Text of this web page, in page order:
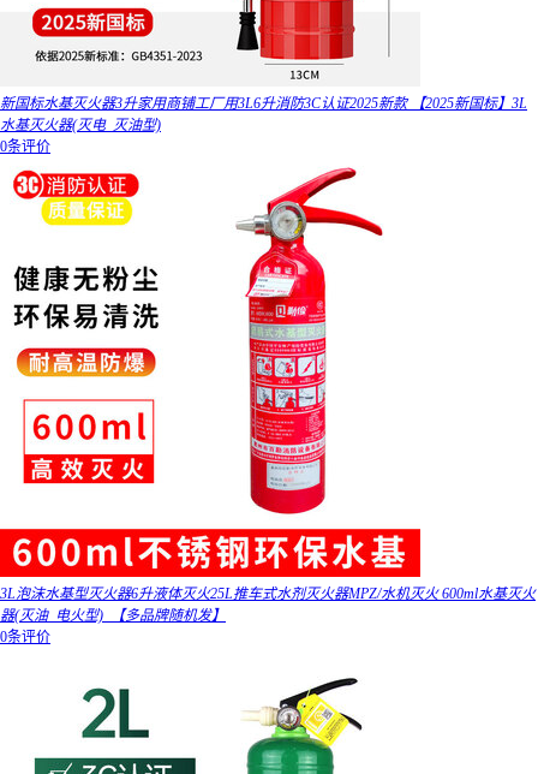
新国标水基灭火器3升家用商铺工厂用3L6升消防3C认证2025新款 【2025新国标】3L
水基灭火器(灭电_灭油型)
0条评价
3L泡沫水基型灭火器6升液体灭火25L推车式水剂灭火器MPZ/水机灭火 600ml水基灭火
器(灭油_电火型)_【多品牌随机发】
0条评价